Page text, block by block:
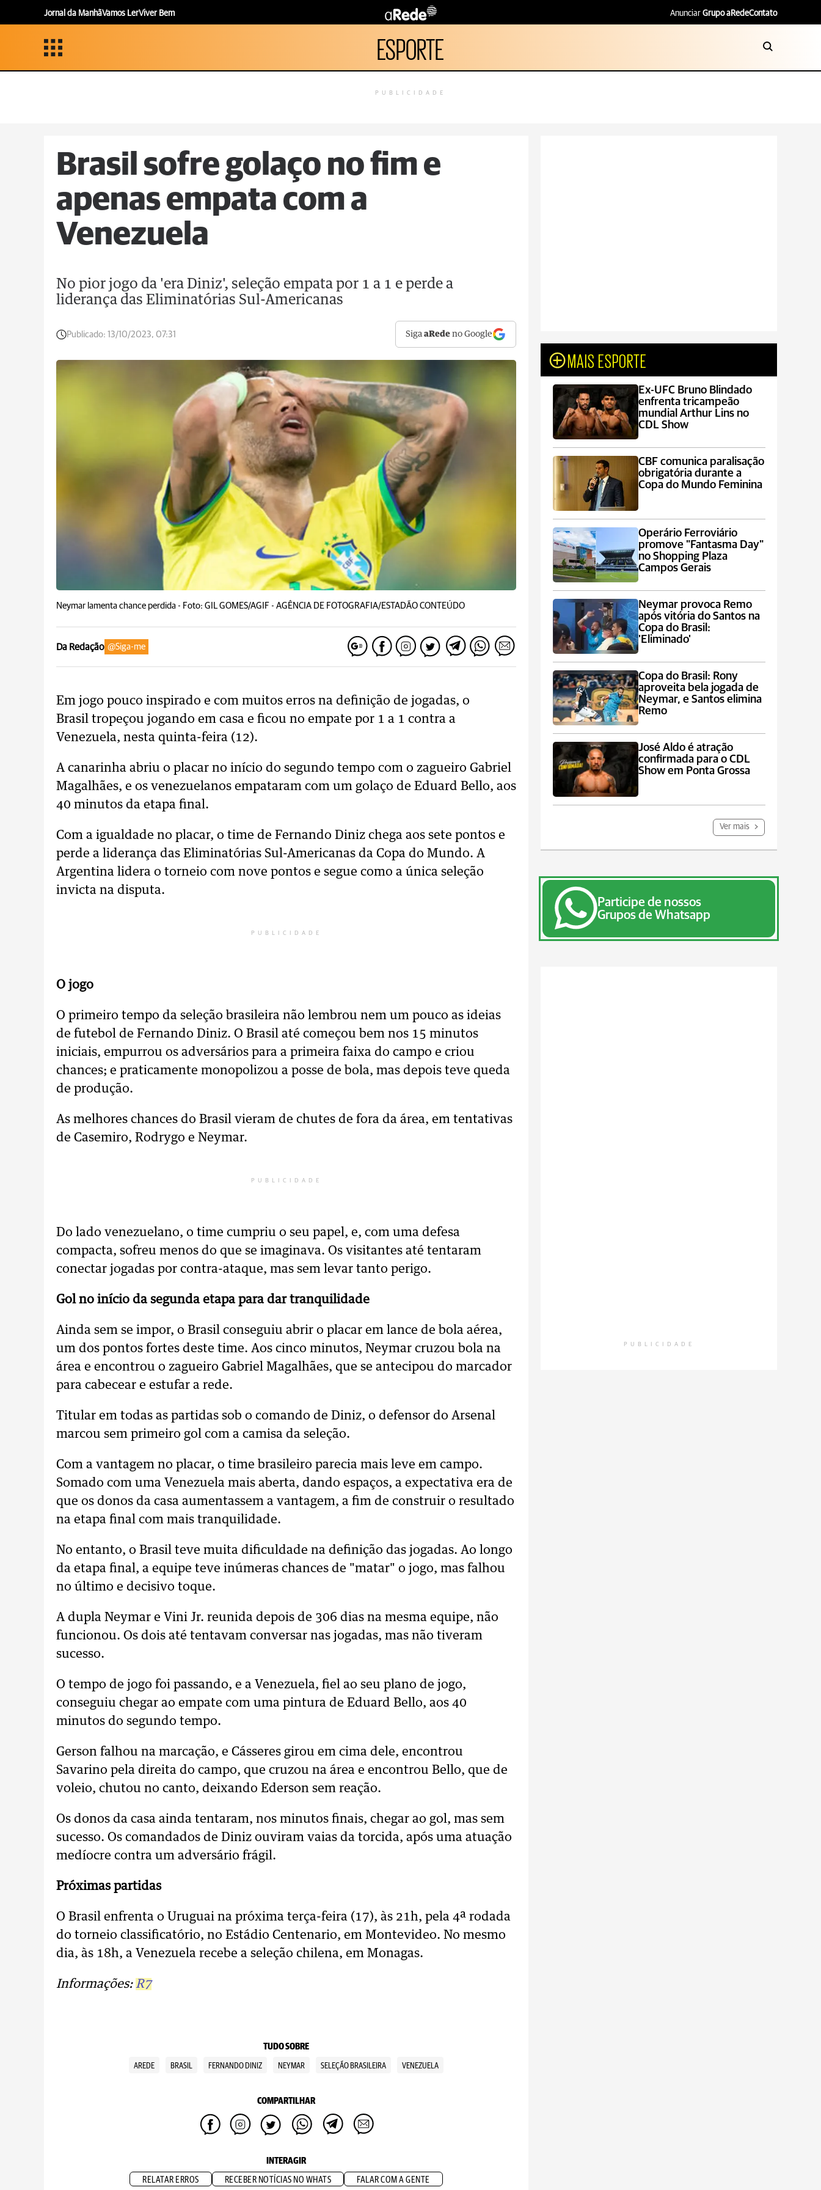
Jornal da ManhãVamos LerViver Bem Anunciar Grupo aRedeContato
ESPORTE
PUBLICIDADE
Brasil sofre golaço no fim e
apenas empata com a
Venezuela
No pior jogo da 'era Diniz', seleção empata por 1 a 1 e perde a
liderança das Eliminatórias Sul-Americanas
Publicado: 13/10/2023, 07:31 SigaaRede no Google
Neymar lamenta chance perdida - Foto: GIL GOMES/AGIF - AGÊNCIA DE FOTOGRAFIA/ESTADÃO CONTEÚDO
Da Redação @Siga-me
Em jogo pouco inspirado e com muitos erros na definição de jogadas, o
Brasil tropeçou jogando em casa e ficou no empate por 1 a 1 contra a
Venezuela, nesta quinta-feira (12).
A canarinha abriu o placar no início do segundo tempo com o zagueiro Gabriel
Magalhães, e os venezuelanos empataram com um golaço de Eduard Bello, aos
40 minutos da etapa final.
Com a igualdade no placar, o time de Fernando Diniz chega aos sete pontos e
perde a liderança das Eliminatórias Sul-Americanas da Copa do Mundo. A
Argentina lidera o torneio com nove pontos e segue como a única seleção
invicta na disputa.
PUBLICIDADE
O jogo
O primeiro tempo da seleção brasileira não lembrou nem um pouco as ideias
de futebol de Fernando Diniz. O Brasil até começou bem nos 15 minutos
iniciais, empurrou os adversários para a primeira faixa do campo e criou
chances; e praticamente monopolizou a posse de bola, mas depois teve queda
de produção.
As melhores chances do Brasil vieram de chutes de fora da área, em tentativas
de Casemiro, Rodrygo e Neymar.
PUBLICIDADE
Do lado venezuelano, o time cumpriu o seu papel, e, com uma defesa
compacta, sofreu menos do que se imaginava. Os visitantes até tentaram
conectar jogadas por contra-ataque, mas sem levar tanto perigo.
Gol no início da segunda etapa para dar tranquilidade
Ainda sem se impor, o Brasil conseguiu abrir o placar em lance de bola aérea,
um dos pontos fortes deste time. Aos cinco minutos, Neymar cruzou bola na
área e encontrou o zagueiro Gabriel Magalhães, que se antecipou do marcador
para cabecear e estufar a rede.
Titular em todas as partidas sob o comando de Diniz, o defensor do Arsenal
marcou sem primeiro gol com a camisa da seleção.
Com a vantagem no placar, o time brasileiro parecia mais leve em campo.
Somado com uma Venezuela mais aberta, dando espaços, a expectativa era de
que os donos da casa aumentassem a vantagem, a fim de construir o resultado
na etapa final com mais tranquilidade.
No entanto, o Brasil teve muita dificuldade na definição das jogadas. Ao longo
da etapa final, a equipe teve inúmeras chances de "matar" o jogo, mas falhou
no último e decisivo toque.
A dupla Neymar e Vini Jr. reunida depois de 306 dias na mesma equipe, não
funcionou. Os dois até tentavam conversar nas jogadas, mas não tiveram
sucesso.
O tempo de jogo foi passando, e a Venezuela, fiel ao seu plano de jogo,
conseguiu chegar ao empate com uma pintura de Eduard Bello, aos 40
minutos do segundo tempo.
Gerson falhou na marcação, e Cásseres girou em cima dele, encontrou
Savarino pela direita do campo, que cruzou na área e encontrou Bello, que de
voleio, chutou no canto, deixando Ederson sem reação.
Os donos da casa ainda tentaram, nos minutos finais, chegar ao gol, mas sem
sucesso. Os comandados de Diniz ouviram vaias da torcida, após uma atuação
medíocre contra um adversário frágil.
Próximas partidas
O Brasil enfrenta o Uruguai na próxima terça-feira (17), às 21h, pela 4ª rodada
do torneio classificatório, no Estádio Centenario, em Montevideo. No mesmo
dia, às 18h, a Venezuela recebe a seleção chilena, em Monagas.
Informações: R7
TUDO SOBRE
AREDE BRASIL FERNANDO DINIZ NEYMAR SELEÇÃO BRASILEIRA VENEZUELA
COMPARTILHAR
INTERAGIR
RELATAR ERROS RECEBER NOTÍCIAS NO WHATS FALAR COM A GENTE
MAIS ESPORTE
Ex-UFC Bruno Blindado
enfrenta tricampeão
mundial Arthur Lins no
CDL Show
CBF comunica paralisação
obrigatória durante a
Copa do Mundo Feminina
Operário Ferroviário
promove "Fantasma Day"
no Shopping Plaza
Campos Gerais
Neymar provoca Remo
após vitória do Santos na
Copa do Brasil:
'Eliminado'
Copa do Brasil: Rony
aproveita bela jogada de
Neymar, e Santos elimina
Remo
José Aldo é atração
confirmada para o CDL
Show em Ponta Grossa
Ver mais
Participe de nossos
Grupos de Whatsapp
PUBLICIDADE